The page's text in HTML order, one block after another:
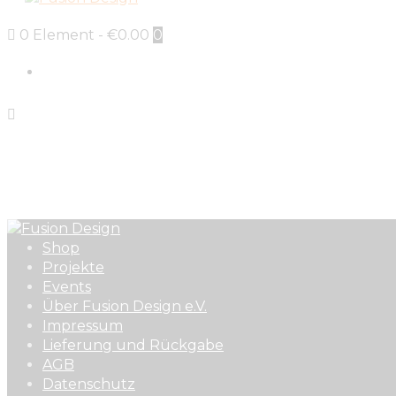
0 Element - €0.00 0
Shop
Projekte
Events
Über Fusion Design e.V.
Impressum
Lieferung und Rückgabe
AGB
Datenschutz